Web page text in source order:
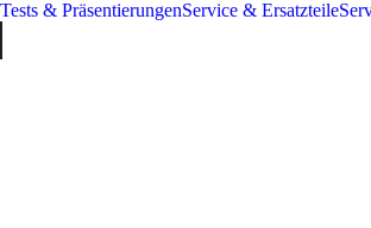
Tests & PräsentierungenService & Ersatzteile